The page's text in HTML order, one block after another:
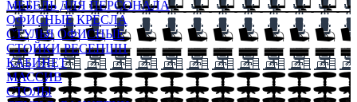
МЕБЕЛЬ ДЛЯ ПЕРСОНАЛА
ОФИСНЫЕ КРЕСЛА
СТУЛЬЯ ОФИСНЫЕ
СТОЙКИ РЕСЕПШН
КАБИНЕТ
МАССИВ
СТОЛЫ